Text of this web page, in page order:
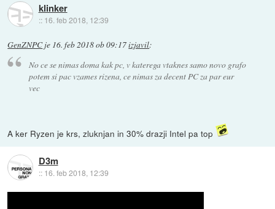
klinker
:: 16. feb 2018, 12:39
GenZNPCje 16. feb 2018 ob 09:17izjavil:
No ce se nimas doma kak pc, v katerega vtaknes samo novo grafo
potem si pac vzames rizena, ce nimas za decent PC za par eur
vec
A ker Ryzen je krs, zluknjan in 30% drazji Intel pa top
D3m
:: 16. feb 2018, 12:39